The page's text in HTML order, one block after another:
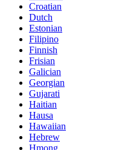
Croatian
Dutch
Estonian
Filipino
Finnish
Frisian
Galician
Georgian
Gujarati
Haitian
Hausa
Hawaiian
Hebrew
Hmong